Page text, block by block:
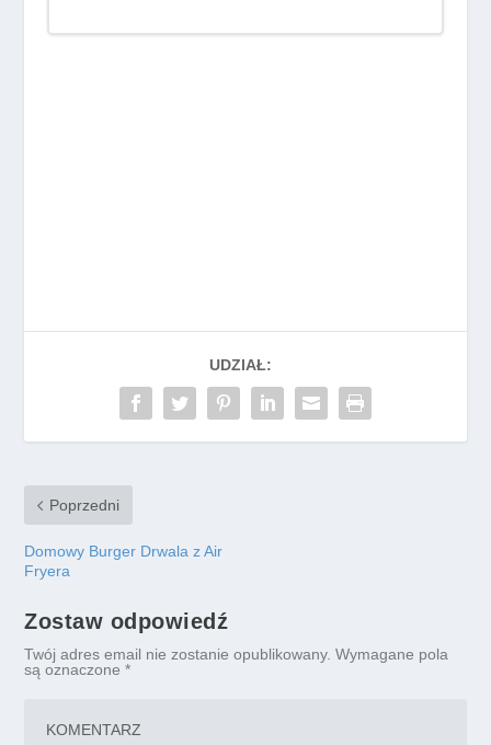
UDZIAŁ:
Poprzedni
Domowy Burger Drwala z Air
Fryera
Zostaw odpowiedź
Twój adres email nie zostanie opublikowany. Wymagane pola
są oznaczone*